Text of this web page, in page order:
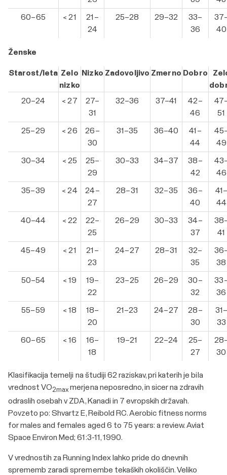
60–65 < 21
21–
24
25–28 29–32
33–
36
40
Ženske
Starost/leta Zelo
nizko
Nizko Zadovoljivo Zmerno Dobro
20–24
< 27
27–
31
32–36 37–41
42–
46
51
25–29 < 26
26–
30
31–35 36–40
41–
44
49
30–34 < 25
25–
29
30–33 34–37
38–
42
46
35–39 < 24
24–
27
28–31 32–35
36–
40
44
40–44 < 22
22–
25
26–29 30–33
34–
37
41
45–49 < 21
21–
23
24–27 28–31
32–
35
38
50–54 < 19
19–
22
23–25 26–29
30–
32
36
55–59 < 18
18–
20
21–23 24–27
28–
30
33
60–65 < 16
16–
18
19–21 22–24
25–
27
30
Klasifikacija temelji na študiji 62 raziskav, pri katerih je bila
vrednost VO2max merjena neposredno, in sicer na zdravih
odraslih osebah v ZDA, Kanadi in 7 evropskih državah.
Povzeto po: Shvartz E, Reibold RC. Aerobic fitness norms
for males and females aged 6 to 75 years: a review. Aviat
Space Environ Med; 61:3-11, 1990.
V vrednostih za Running Index lahko pride do dnevnih
sprememb zaradi spremembe tekaških okoliščin. Veliko